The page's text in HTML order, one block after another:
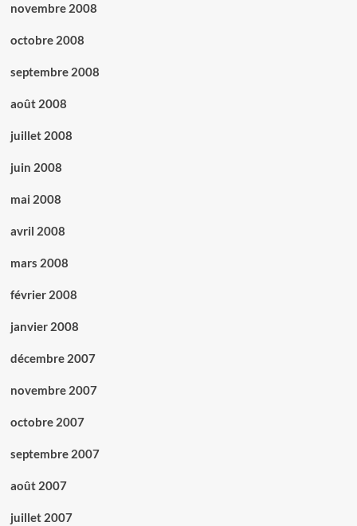
novembre 2008
octobre 2008
septembre 2008
août 2008
juillet 2008
juin 2008
mai 2008
avril 2008
mars 2008
février 2008
janvier 2008
décembre 2007
novembre 2007
octobre 2007
septembre 2007
août 2007
juillet 2007